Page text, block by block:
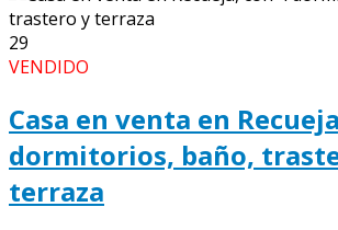
29
VENDIDO
Casa en venta en
dormitorios, baño,
terraza